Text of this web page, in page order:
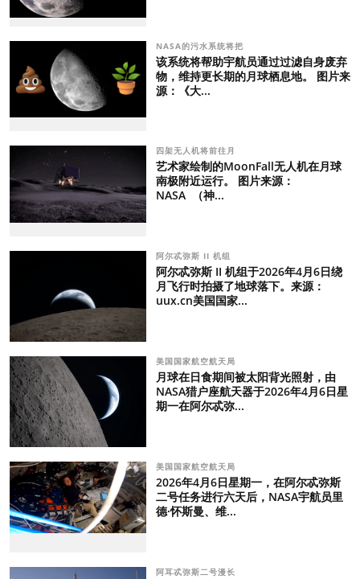
NASA的污水系统将把
该系统将帮助宇航员通过过滤自身废弃
物，维持更长期的月球栖息地。 图片来
源：《大...
四架无人机将前往月
艺术家绘制的MoonFall无人机在月球
南极附近运行。 图片来源：
NASA （神...
阿尔忒弥斯 II 机组
阿尔忒弥斯 II 机组于2026年4月6日绕
月飞行时拍摄了地球落下。来源：
uux.cn美国国家...
美国国家航空航天局
月球在日食期间被太阳背光照射，由
NASA猎户座航天器于2026年4月6日星
期一在阿尔忒弥...
美国国家航空航天局
2026年4月6日星期一，在阿尔忒弥斯
二号任务进行六天后，NASA宇航员里
德·怀斯曼、维...
阿耳忒弥斯二号漫长